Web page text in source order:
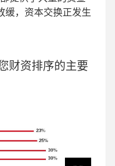
缓，资本交换正发生
财资排序的主要